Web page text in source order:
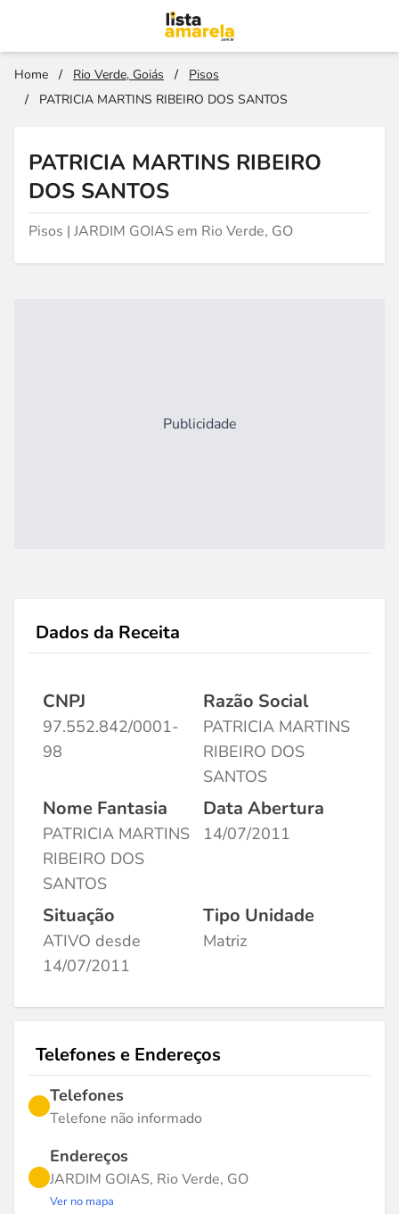
Home / Rio Verde, Goiás /
Pisos
/
PATRICIA MARTINS RIBEIRO DOS SANTOS
PATRICIA MARTINS RIBEIRO
DOS SANTOS
Pisos | JARDIM GOIAS em Rio Verde, GO
Publicidade
Dados da Receita
CNPJ
97.552.842/0001-
98
Razão Social
PATRICIA MARTINS
RIBEIRO DOS
SANTOS
Nome Fantasia
PATRICIA MARTINS
RIBEIRO DOS
SANTOS
Data Abertura
14/07/2011
Situação
ATIVO desde
14/07/2011
Tipo Unidade
Matriz
Telefones e Endereços
Telefones
Telefone não informado
Endereços
JARDIM GOIAS, Rio Verde, GO
Ver no mapa